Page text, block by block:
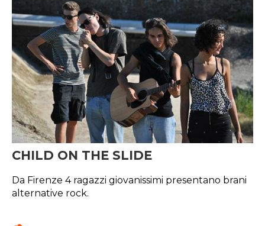
CHILD ON THE SLIDE
Da Firenze 4 ragazzi giovanissimi presentano brani
alternative rock.